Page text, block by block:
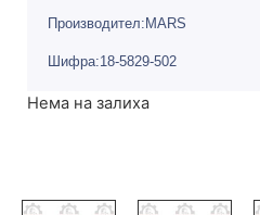
Производител:MARS
Шифра:18-5829-502
Нема на залиха